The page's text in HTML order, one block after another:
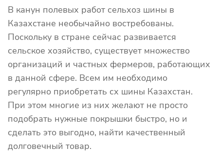
В канун полевых работ сельхоз шины в
Казахстане необычайно востребованы.
Поскольку в стране сейчас развивается
сельское хозяйство, существует множество
организаций и частных фермеров, работающих
в данной сфере. Всем им необходимо
регулярно приобретать сх шины Казахстан.
При этом многие из них желают не просто
подобрать нужные покрышки быстро, но и
сделать это выгодно, найти качественный
долговечный товар.